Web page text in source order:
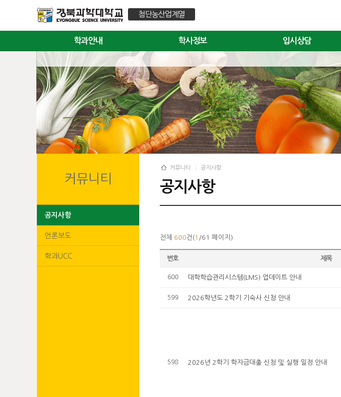
첨단농산업계열
학과안내 학사정보 입시상담
커뮤니티
공지사항
언론보도
학과UCC
커뮤니티 공지사항
공지사항
전체 600건(1 /61 페이지)
번호 제목
600 대학학습관리시스템(LMS) 업데이트 안내
599 2026학년도 2학기 기숙사 신청 안내
598 2026년 2학기 학자금대출 신청 및 실행 일정 안내